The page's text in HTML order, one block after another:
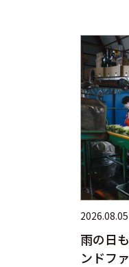
2026.08.05
雨の日
ンドフ